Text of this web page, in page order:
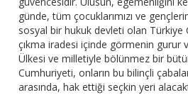
günde, tüm çocuklarımızı ve
sosyal bir hukuk devleti olan Türkiye
çıkma iradesi içinde görmenin gurur
Ülkesi ve milletiyle bölünmez bir
Cumhuriyeti, onların bu bilinçli
arasında, hak ettiği seçkin yeri